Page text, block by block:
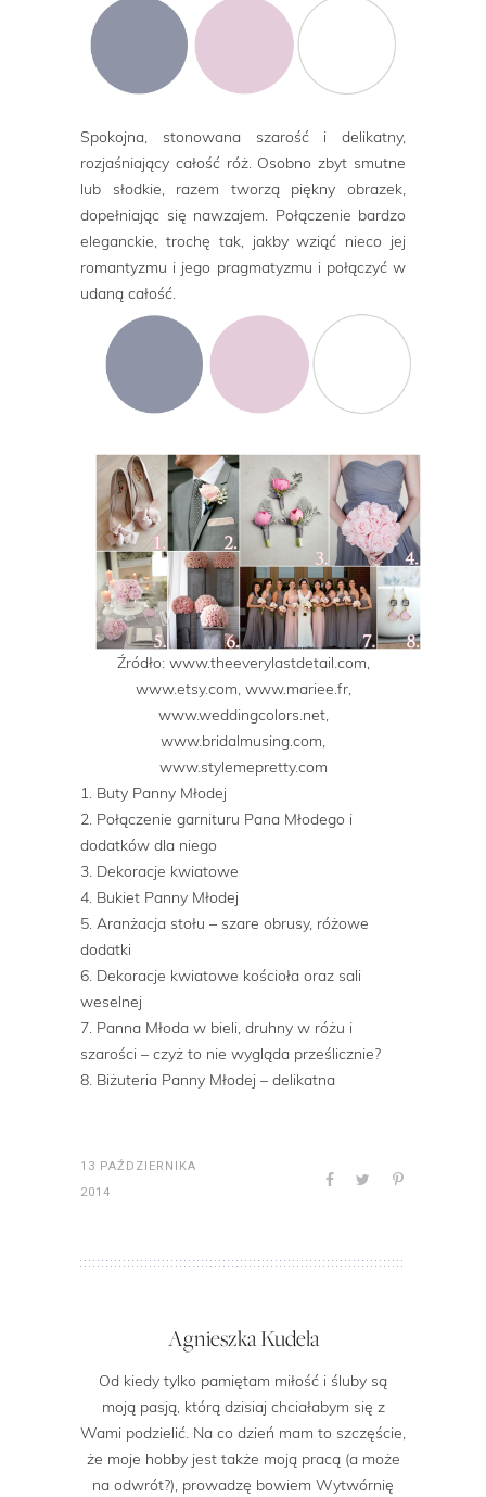
Spokojna, stonowana szarość i delikatny,
rozjaśniający całość róż. Osobno zbyt smutne
lub słodkie, razem tworzą piękny obrazek,
dopełniając się nawzajem. Połączenie bardzo
eleganckie, trochę tak, jakby wziąć nieco jej
romantyzmu i jego pragmatyzmu i połączyć w
udaną całość.
Źródło: www.theeverylastdetail.com,
www.etsy.com, www.mariee.fr,
www.weddingcolors.net,
www.bridalmusing.com,
www.stylemepretty.com
1. Buty Panny Młodej
2. Połączenie garnituru Pana Młodego i
dodatków dla niego
3. Dekoracje kwiatowe
4. Bukiet Panny Młodej
5. Aranżacja stołu – szare obrusy, różowe
dodatki
6. Dekoracje kwiatowe kościoła oraz sali
weselnej
7. Panna Młoda w bieli, druhny w różu i
szarości – czyż to nie wygląda prześlicznie?
8. Biżuteria Panny Młodej – delikatna
13 PAŹDZIERNIKA
2014
Agnieszka Kudela
Od kiedy tylko pamiętam miłość i śluby są
moją pasją, którą dzisiaj chciałabym się z
Wami podzielić. Na co dzień mam to szczęście,
że moje hobby jest także moją pracą (a może
na odwrót?), prowadzę bowiem Wytwórnię